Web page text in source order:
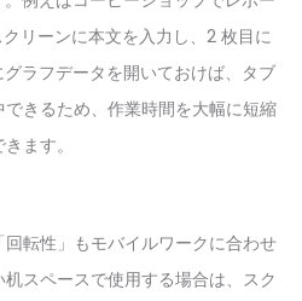
クリーンに本文を入力し、2 枚目に
ラフデータを開いておけば、タブ
きるため、作業時間を大幅に短縮
きます。
転性」もモバイルワークに合わせ
スペースで使用する場合は、スク